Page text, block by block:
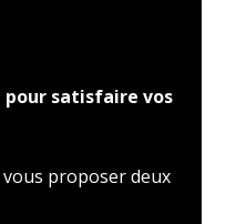
pour satisfaire vos
proposer deux